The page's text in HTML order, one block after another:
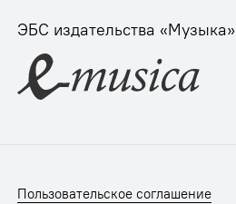
ЭБС издательства «Музыка»
Пользовательское соглашение